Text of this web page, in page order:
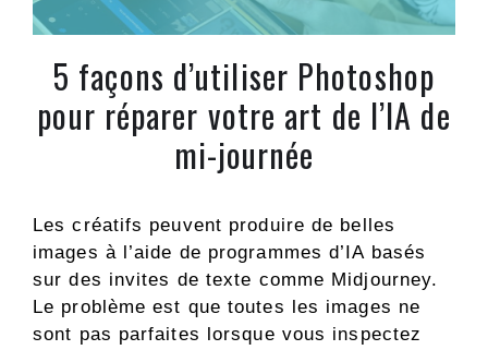
5 façons d’utiliser Photoshop
pour réparer votre art de l’IA de
mi-journée
Les créatifs peuvent produire de belles
images à l’aide de programmes d’IA basés
sur des invites de texte comme Midjourney.
Le problème est que toutes les images ne
sont pas parfaites lorsque vous inspectez